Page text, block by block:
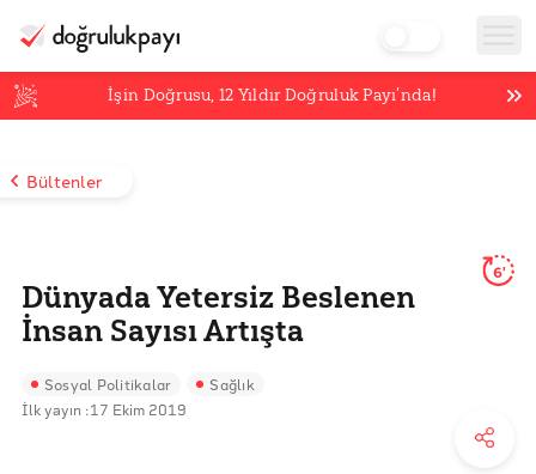
İşin Doğrusu,12 Yıldır Doğruluk Payı’nda!
Bültenler
Dünyada Yetersiz Beslenen
İnsan Sayısı Artışta
6'
Sosyal Politikalar Sağlık
İlk yayın :17 Ekim 2019